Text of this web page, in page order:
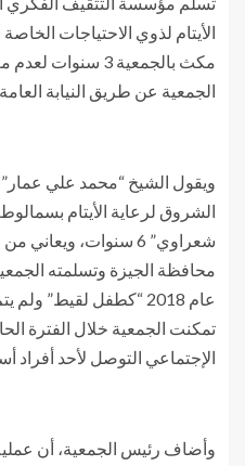
الأيتام لذوي الاحتياجات
مكث بالجمعية 3
الجمعية عن طريق النيابة العامة
ويقول الشيخ “محمد علي
الشروق لرعاية الأيتام
شعراوي” 6 سنوات،
محافظة الجيزة وتسلمته
عام 2018 “كطفل لقيط”
تمكنت الجمعية خلال الفترة
الإجتماعي التوصل لأحد أفراد
وأضاف رئيس الجمعية، أن